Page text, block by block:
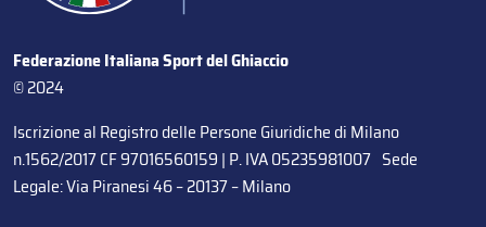
Federazione Italiana Sport del Ghiaccio
© 2024
Iscrizione al Registro delle Persone Giuridiche di Milano
n.1562/2017 CF 97016560159 | P. IVA 05235981007 Sede
Legale: Via Piranesi 46 – 20137 – Milano